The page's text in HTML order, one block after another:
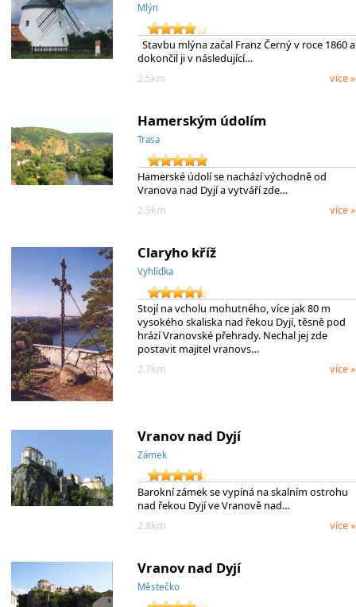
Mlýn
Stavbu mlýna začal Franz Černý v roce 1860 a
dokončil ji v následující…
2.5km
více »
Hamerským údolím
Trasa
Hamerské údolí se nachází východně od
Vranova nad Dyjí a vytváří zde…
2.5km
více »
Claryho kříž
Vyhlídka
Stojí na vcholu mohutného, více jak 80 m
vysokého skaliska nad řekou Dyjí, těsně pod
hrází Vranovské přehrady. Nechal jej zde
postavit majitel vranovs…
2.7km
více »
Vranov nad Dyjí
Zámek
Barokní zámek se vypíná na skalním ostrohu
nad řekou Dyjí ve Vranově nad…
2.8km
více »
Vranov nad Dyjí
Městečko